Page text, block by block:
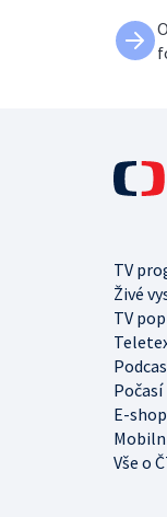
TV
Živé
TV
Počasí
E-shop
Vše o